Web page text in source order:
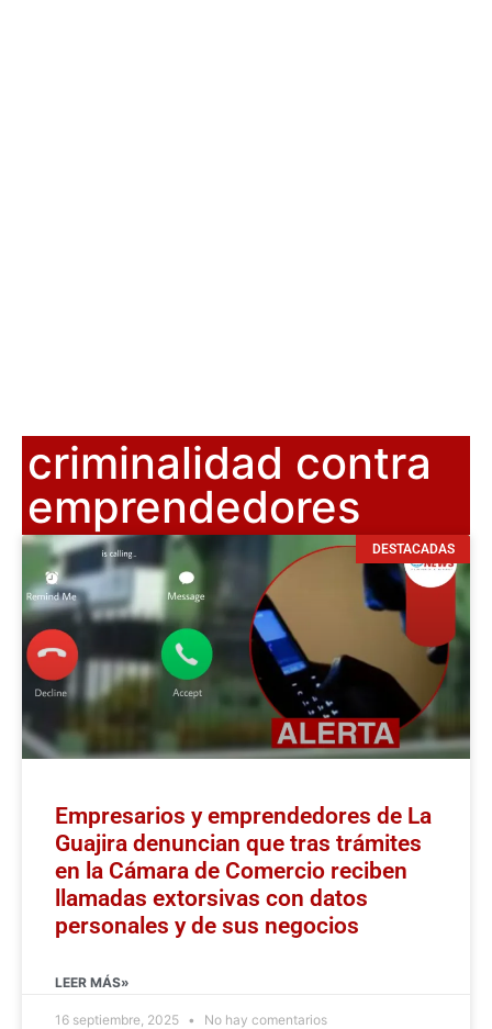
criminalidad contra
emprendedores
DESTACADAS
Empresarios y emprendedores de La
Guajira denuncian que tras trámites
en la Cámara de Comercio reciben
llamadas extorsivas con datos
personales y de sus negocios
LEER MÁS»
16 septiembre, 2025 No hay comentarios